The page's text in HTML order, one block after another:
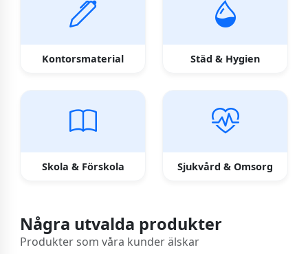
Kontorsmaterial Städ & Hygien
Skola & Förskola Sjukvård & Omsorg
Några utvalda produkter
Produkter som våra kunder älskar